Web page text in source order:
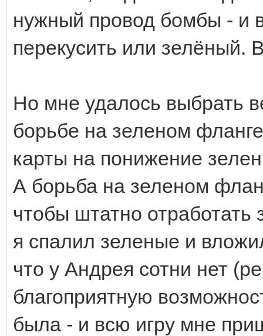
нужный провод бомбы - и
перекусить или
Но мне удалось выбрать
борьбе на зеленом
карты на понижение
А борьба на зеленом
чтобы штатно отработать
я спалил зеленые и
что у Андрея сотни нет
благоприятную
была - и всю игру мне